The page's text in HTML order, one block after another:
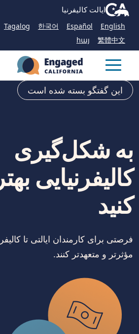
Main
CA.govایالت کالیفرنیا
English
Español
한국어
Tagalog
繁體中文
հայ
Menu
این گفتگو بسته شده است
به شکل‌گیری
کالیفرنیایی
کنید
فرصتی برای کارمندان ایالتی تا
مؤثرتر و متعهدتر کنند.